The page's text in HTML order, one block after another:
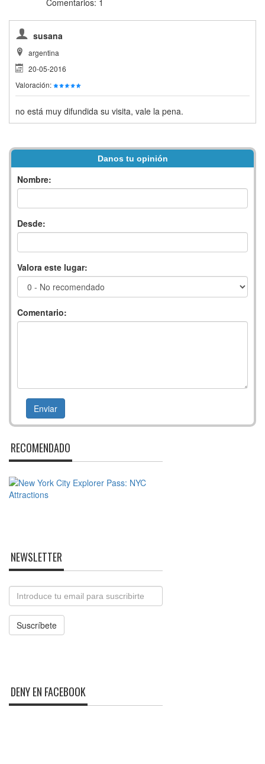
susana
argentina
20-05-2016
Valoración:
no está muy difundida su visita, vale la pena.
Danos tu opinión
Nombre:
Desde:
Valora este lugar:
Comentario:
RECOMENDADO
NEWSLETTER
Email
Suscríbete
DENY EN FACEBOOK